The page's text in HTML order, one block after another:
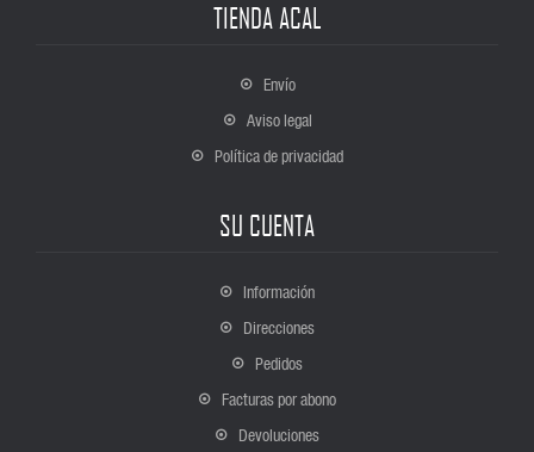
TIENDA ACAL
Envío
Aviso legal
Política de privacidad
SU CUENTA
Información
Direcciones
Pedidos
Facturas por abono
Devoluciones